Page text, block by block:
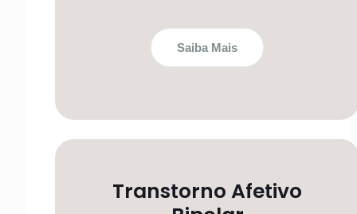
Saiba Mais
Transtorno Afetivo